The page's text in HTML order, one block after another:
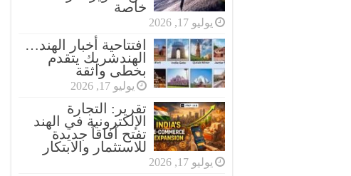
خاصة
يوليو 17, 2026
افتتاحية أخبار الهند…
الهندشريك يتقدم
بخطى واثقة
يوليو 17, 2026
تقرير: التجارة
الإلكترونية في الهند
تفتح آفاقاً جديدة
للاستثمار والابتكار
يوليو 17, 2026